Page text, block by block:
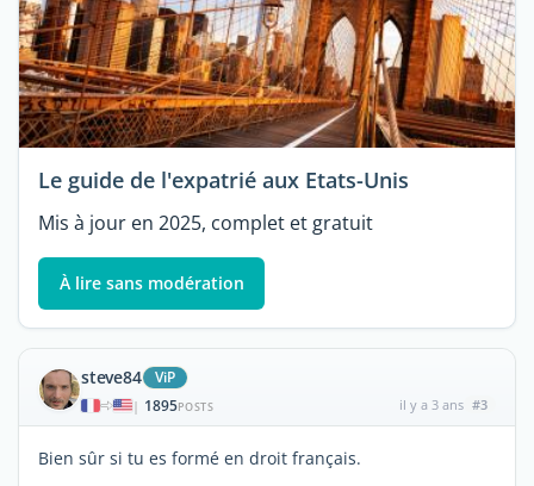
Le guide de l'expatrié aux Etats-Unis
Mis à jour en 2025, complet et gratuit
À lire sans modération
steve84 ViP
| 1895POSTS il y a 3 ans #3
Bien sûr si tu es formé en droit français.